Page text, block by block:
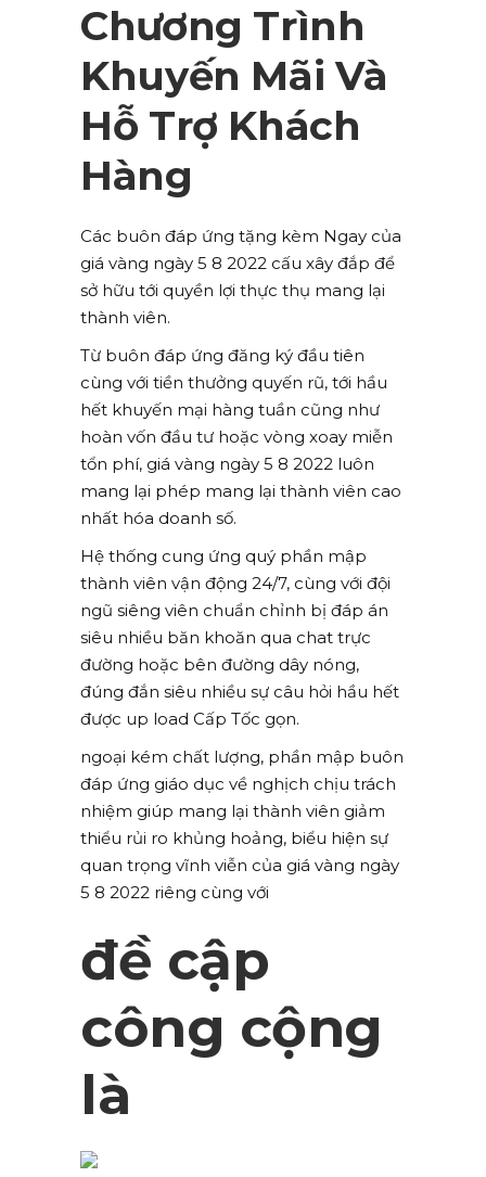
Chương Trình
Khuyến Mãi Và
Hỗ Trợ Khách
Hàng
Các buôn đáp ứng tặng kèm Ngay của
giá vàng ngày 5 8 2022 cấu xây đắp để
sở hữu tới quyền lợi thực thụ mang lại
thành viên.
Từ buôn đáp ứng đăng ký đầu tiên
cùng với tiền thưởng quyến rũ, tới hầu
hết khuyến mại hàng tuần cũng như
hoàn vốn đầu tư hoặc vòng xoay miễn
tổn phí, giá vàng ngày 5 8 2022 luôn
mang lại phép mang lại thành viên cao
nhất hóa doanh số.
Hệ thống cung ứng quý phần mập
thành viên vận động 24/7, cùng với đội
ngũ siêng viên chuẩn chỉnh bị đáp án
siêu nhiều băn khoăn qua chat trực
đường hoặc bên đường dây nóng,
đúng đắn siêu nhiều sự câu hỏi hầu hết
được up load Cấp Tốc gọn.
ngoại kém chất lượng, phần mập buôn
đáp ứng giáo dục về nghịch chịu trách
nhiệm giúp mang lại thành viên giảm
thiểu rủi ro khủng hoảng, biểu hiện sự
quan trọng vĩnh viễn của giá vàng ngày
5 8 2022 riêng cùng với
đề cập
công cộng
là